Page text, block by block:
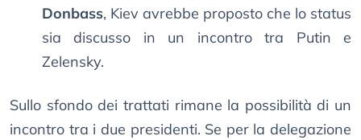
Donbass, Kiev avrebbe proposto che lo status
sia discusso in un incontro tra Putin e
Zelensky.
Sullo sfondo dei trattati rimane la possibilità di un
incontro tra i due presidenti. Se per la delegazione